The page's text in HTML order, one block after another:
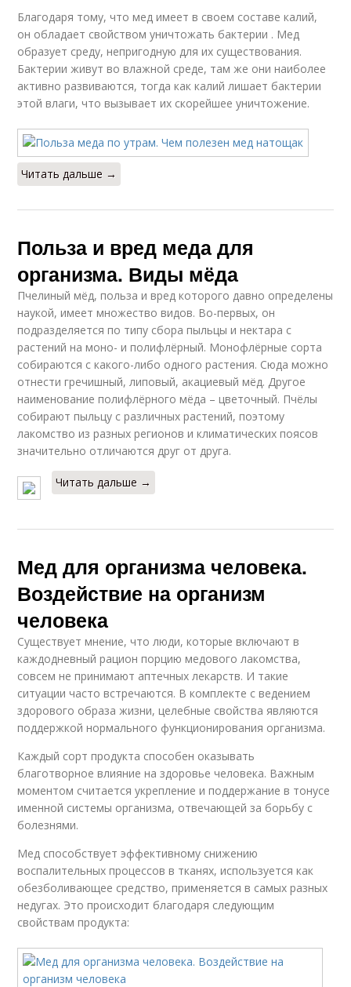
Благодаря тому, что мед имеет в своем составе калий,
он обладает свойством уничтожать бактерии . Мед
образует среду, непригодную для их существования.
Бактерии живут во влажной среде, там же они наиболее
активно развиваются, тогда как калий лишает бактерии
этой влаги, что вызывает их скорейшее уничтожение.
Читать дальше →
Польза и вред меда для
организма. Виды мёда
Пчелиный мёд, польза и вред которого давно определены
наукой, имеет множество видов. Во-первых, он
подразделяется по типу сбора пыльцы и нектара с
растений на моно- и полифлёрный. Монофлёрные сорта
собираются с какого-либо одного растения. Сюда можно
отнести гречишный, липовый, акациевый мёд. Другое
наименование полифлёрного мёда – цветочный. Пчёлы
собирают пыльцу с различных растений, поэтому
лакомство из разных регионов и климатических поясов
значительно отличаются друг от друга.
Читать дальше →
Мед для организма человека.
Воздействие на организм
человека
Существует мнение, что люди, которые включают в
каждодневный рацион порцию медового лакомства,
совсем не принимают аптечных лекарств. И такие
ситуации часто встречаются. В комплекте с ведением
здорового образа жизни, целебные свойства являются
поддержкой нормального функционирования организма.
Каждый сорт продукта способен оказывать
благотворное влияние на здоровье человека. Важным
моментом считается укрепление и поддержание в тонусе
именной системы организма, отвечающей за борьбу с
болезнями.
Мед способствует эффективному снижению
воспалительных процессов в тканях, используется как
обезболивающее средство, применяется в самых разных
недугах. Это происходит благодаря следующим
свойствам продукта: